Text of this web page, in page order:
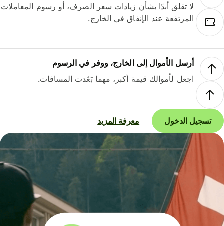
لا تقلق أبدًا بشأن زيادات سعر الصرف، أو رسوم المعاملات
المرتفعة عند الإنفاق في الخارج.
أرسل الأموال إلى الخارج، ووفر في الرسوم
اجعل لأموالك قيمة أكبر، مهما بَعُدت المسافات.
تسجيل الدخول معرفة المزيد